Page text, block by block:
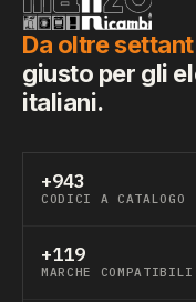
Da oltre
giusto per gli
italiani.
+943
CODICI A CATALOGO
+119
MARCHE COMPATIBILI